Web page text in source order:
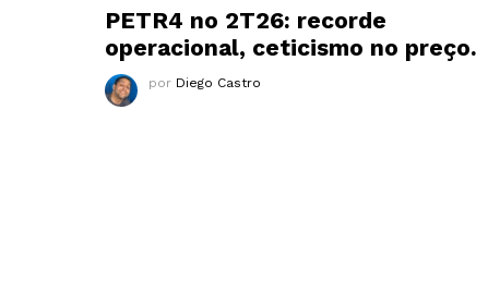
PETR4 no 2T26: recorde
operacional, ceticismo no preço.
por Diego Castro